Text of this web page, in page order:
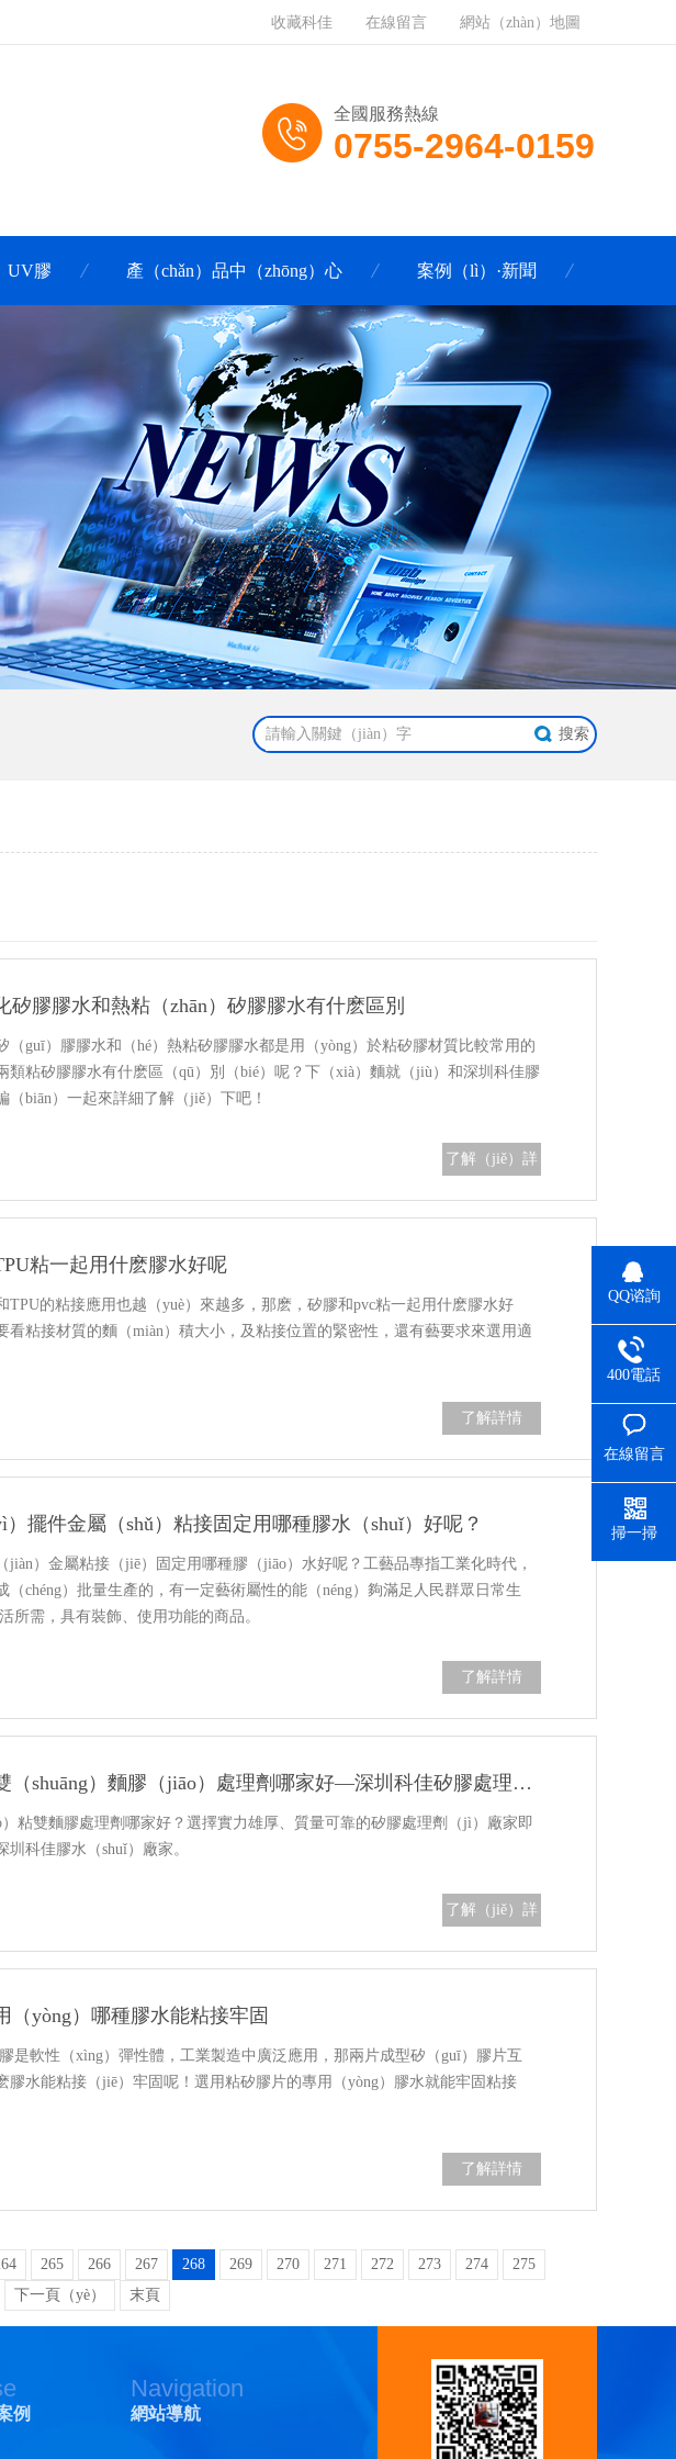
收藏科佳 在線留言 網站（zhàn）地圖
全國服務熱線
0755-2964-0159
UV膠 產（chǎn）品中（zhōng）心 案例（lì）·新聞
矽膠膠水和熱粘（zhān）矽膠膠水有什麽區別
（guī）膠膠水和（hé）熱粘矽膠膠水都是用（yòng）於粘矽膠材質比較常用的
類粘矽膠膠水有什麽區（qū）別（bié）呢？下（xià）麵就（jiù）和深圳科佳膠
（biān）一起來詳細了解（jiě）下吧！
了解（jiě）詳
粘一起用什麽膠水好呢
TPU的粘接應用也越（yuè）來越多，那麽，矽膠和pvc粘一起用什麽膠水好
看粘接材質的麵（miàn）積大小，及粘接位置的緊密性，還有藝要求來選用適
了解詳情
）擺件金屬（shǔ）粘接固定用哪種膠水（shuǐ）好呢？
jiàn）金屬粘接（jiē）固定用哪種膠（jiāo）水好呢？工藝品專指工業化時代，
（chéng）批量生產的，有一定藝術屬性的能（néng）夠滿足人民群眾日常生
活所需，具有裝飾、使用功能的商品。
了解詳情
矽膠粘雙（shuāng）麵膠（jiāo）處理劑哪家好—深圳科佳矽膠處理劑廠家
粘雙麵膠處理劑哪家好？選擇實力雄厚、質量可靠的矽膠處理劑（jì）廠家即
圳科佳膠水（shuǐ）廠家。
了解（jiě）詳
（yòng）哪種膠水能粘接牢固
是軟性（xìng）彈性體，工業製造中廣泛應用，那兩片成型矽（guī）膠片互
膠水能粘接（jiē）牢固呢！選用粘矽膠片的專用（yòng）膠水就能牢固粘接
了解詳情
265 266 267 268 269 270 271 272 273 274
275
下一頁（yè）
末頁
例
Navigation
網站導航
QQ谘詢
400電話
在線留言
掃一掃